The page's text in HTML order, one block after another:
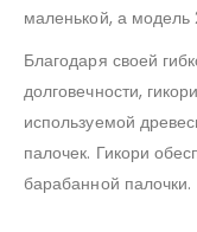
маленькой, а
Благодаря своей
долговечности,
используемой
палочек. Гикори
барабанной палочки.